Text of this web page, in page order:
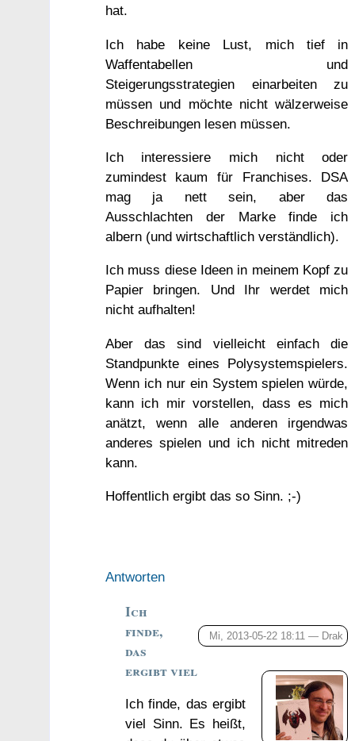
hat.
Ich habe keine Lust, mich tief in
Waffentabellen und
Steigerungsstrategien einarbeiten zu
müssen und möchte nicht wälzerweise
Beschreibungen lesen müssen.
Ich interessiere mich nicht oder
zumindest kaum für Franchises. DSA
mag ja nett sein, aber das
Ausschlachten der Marke finde ich
albern (und wirtschaftlich verständlich).
Ich muss diese Ideen in meinem Kopf zu
Papier bringen. Und Ihr werdet mich
nicht aufhalten!
Aber das sind vielleicht einfach die
Standpunkte eines Polysystemspielers.
Wenn ich nur ein System spielen würde,
kann ich mir vorstellen, dass es mich
anätzt, wenn alle anderen irgendwas
anderes spielen und ich nicht mitreden
kann.
Hoffentlich ergibt das so Sinn. ;-)
Antworten
Mi, 2013-05-22 18:11 — Drak
Ich
finde,
das
ergibt viel
Ich finde, das ergibt
viel Sinn. Es heißt,